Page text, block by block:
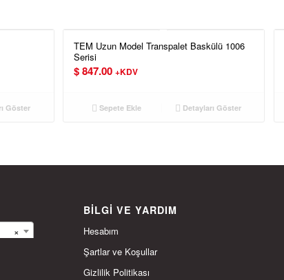
Göster
TEM Uzun Model Transpalet Baskülü 1006
Serisi
$847.00 +KDV
Sepete Ekle Detayları Göster
×
BILGI VE YARDIM
Hesabım
Şartlar ve Koşullar
Gizlilik Politikası